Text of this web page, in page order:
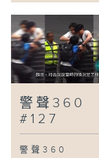
警聲360
#127
警聲360